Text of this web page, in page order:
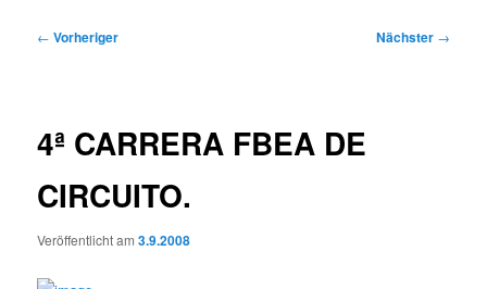
Beitragsnavigation
← Vorheriger Nächster →
4ª CARRERA FBEA DE
CIRCUITO.
Veröffentlicht am3.9.2008